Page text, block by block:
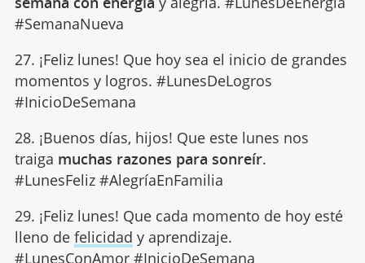
#SemanaNueva
27. ¡Feliz lunes! Que hoy sea el inicio de grandes
momentos y logros. #LunesDeLogros
#InicioDeSemana
28. ¡Buenos días, hijos! Que este lunes nos
traiga muchas razones para sonreír.
#LunesFeliz #AlegríaEnFamilia
29. ¡Feliz lunes! Que cada momento de hoy esté
lleno de felicidad y aprendizaje.
#LunesConAmor #InicioDeSemana